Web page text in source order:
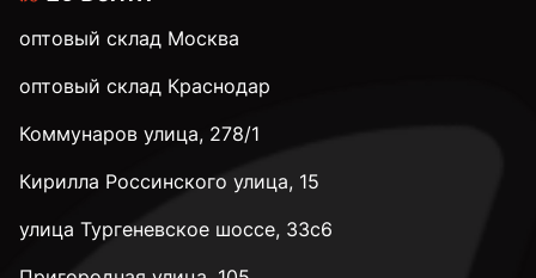
М24
М30
оптовый склад Москва
оптовый склад Краснодар
Коммунаров улица, 278/1
Кирилла Россинского улица, 15
улица Тургеневское шоссе, 33с6